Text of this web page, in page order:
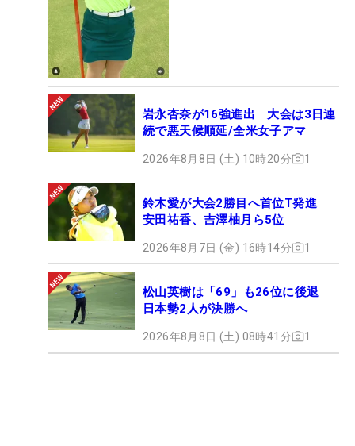
岩永杏奈が16強進出 大会は3日連
続で悪天候順延/全米女子アマ
2026年8月8日 (土) 10時20分 1
鈴木愛が大会2勝目へ首位T発進
安田祐香、吉澤柚月ら5位
2026年8月7日 (金) 16時14分 1
松山英樹は「69」も26位に後退
日本勢2人が決勝へ
2026年8月8日 (土) 08時41分 1